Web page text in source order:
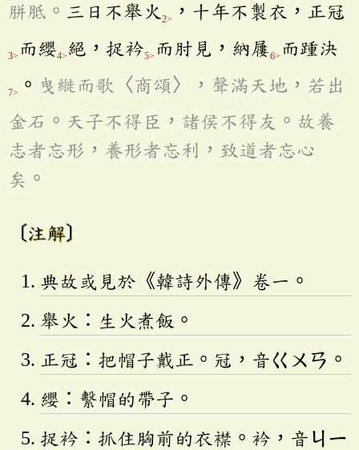
胼胝。 三日不舉火 2> ，十年不製衣，正冠
3> 而纓4> 絕，捉衿5> 而肘見，納屨6> 而踵決
7> 。 曳縰而歌〈商頌〉，聲滿天地，若出
金石。天子不得臣，諸侯不得友。故養
志者忘形，養形者忘利，致道者忘心
矣。
〔注解〕
典故或見於《韓詩外傳》卷一。
舉火：生火煮飯。
正冠：把帽子戴正。冠，音ㄍㄨㄢ 。
纓：繫帽的帶子。
捉衿：抓住胸前的衣襟。衿，音 ㄐㄧ